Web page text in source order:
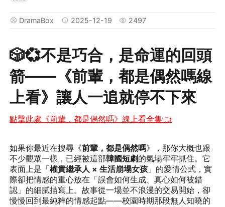
DramaBox 2025-12-19 2497
🎲💞不是巧合，是命運的回頭
箭——《前輩，都是偶然嗎線
上看》讓人一追就停不下來
點擊此處《前輩，都是偶然嗎》線上看全集👈
如果你最近在搜尋《前輩，都是偶然嗎》，那你大概也跟
不少觀眾一樣，已經被這部韓國短劇 的氣場牢牢抓住。它
表面上是「權貴繼承人 × 生活崩塌女孩 」的愛情公式，實
際卻把情感的重心放在「誤會如何生成、真心如何被錯
認」的細膩描寫上。故事從一場並不浪漫的交易開始，卻
慢慢回到最純粹的情感起點——校園時期那段無人知曉的